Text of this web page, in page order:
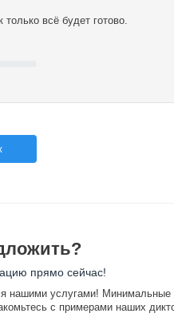
всё будет готово.
прямо сейчас!
нашими услугами! Минимальные
с примерами наших